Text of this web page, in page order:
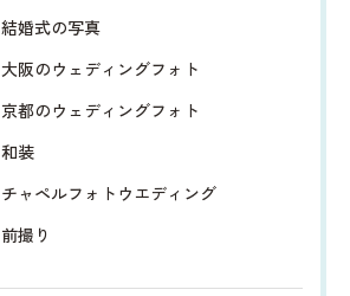
結婚式の写真
大阪のウェディングフォト
京都のウェディングフォト
和装
チャペルフォトウエディング
前撮り